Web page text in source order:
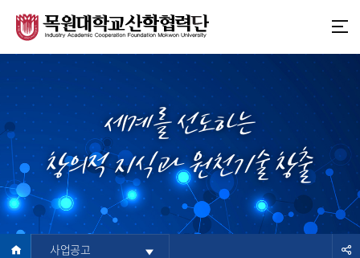
로
가
바
로
기
세계를 선도하는
창의적 지식과 원천기술 창출
사업공고